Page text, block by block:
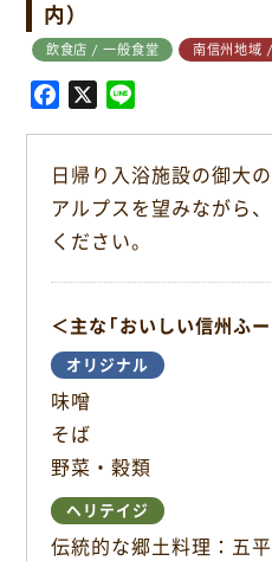
内）
飲食店 / 一般食堂 南信州地域
e
b
o
X
e
日帰り入浴施設の御大
アルプスを望みながら
ください。
＜主な「おいしい信州ふ
オリジナル
味噌
そば
野菜・穀類
ヘリテイジ
伝統的な郷土料理：五